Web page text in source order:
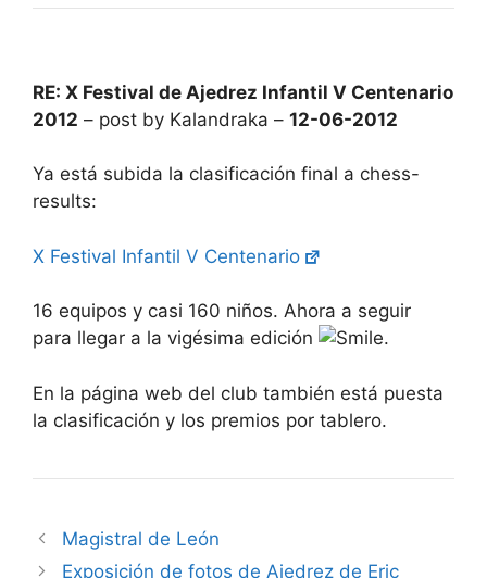
RE: X Festival de Ajedrez Infantil V Centenario
2012 – post by Kalandraka – 12-06-2012
Ya está subida la clasificación final a chess-
results:
X Festival Infantil V Centenario
16 equipos y casi 160 niños. Ahora a seguir
para llegar a la vigésima edición
.
En la página web del club también está puesta
la clasificación y los premios por tablero.
Magistral de León
Exposición de fotos de Ajedrez de Eric